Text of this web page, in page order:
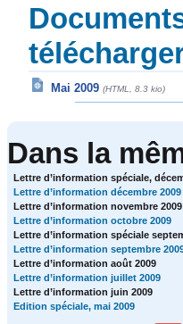
Mai 2009 (HTML, 8.3 kio)
Dans la
Lettre d’information spéciale,
Lettre d’information décembre 2009
Lettre d’information novembre 2009
Lettre d’information octobre 2009
Lettre d’information spéciale
Lettre d’information septembre
Lettre d’information août 2009
Lettre d’information juillet 2009
Lettre d’information juin 2009
Edition spéciale, mai 2009